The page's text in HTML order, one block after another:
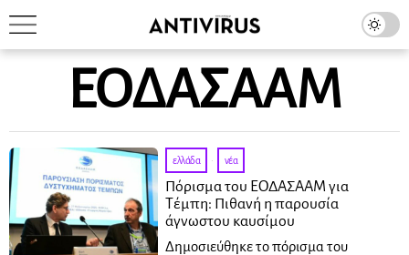
ΕΟΔΑΣΑΑΜ
ελλάδα · νέα
Πόρισμα του ΕΟΔΑΣΑΑΜ για
Τέμπη: Πιθανή η παρουσία
άγνωστου καυσίμου
Δημοσιεύθηκε το πόρισμα του